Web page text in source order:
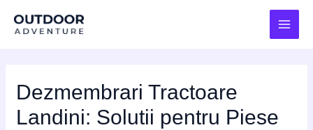
Dezmembrari Tractoare
Landini: Solutii pentru Piese
navigation